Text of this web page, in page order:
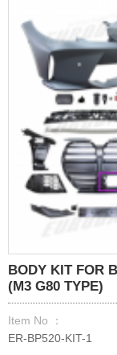
BODY KIT FOR
(M3 G80 TYPE)
Item No ：
ER-BP520-KIT-1